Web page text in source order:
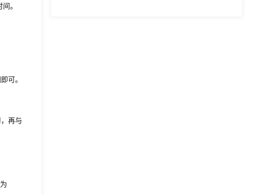
。
可。
再与